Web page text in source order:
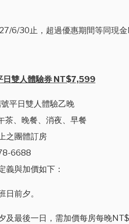
6/30止，超過優惠期間等同現
日雙人體驗券 NT$7,599
平日雙人體驗乙晚
茶、晚餐、消夜、早餐
之團體訂房
6688
義與加價如下：
日前夕。
及最後一日，需加價每房每晚